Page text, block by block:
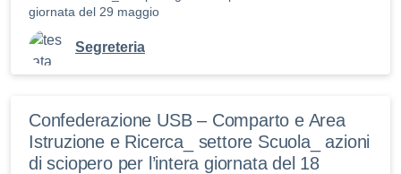
giornata del 29 maggio
Segreteria
Confederazione USB – Comparto e Area
Istruzione e Ricerca_ settore Scuola_ azioni
di sciopero per l’intera giornata del 18